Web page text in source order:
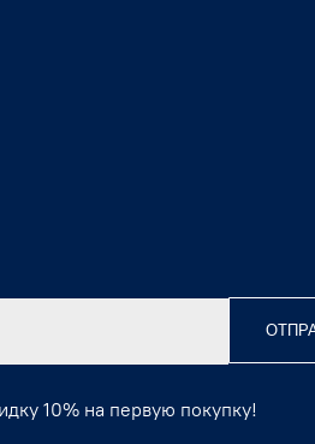
10% на первую покупку!